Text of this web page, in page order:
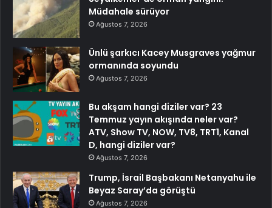
Müdahale sürüyor
Ağustos 7, 2026
Ünlü şarkıcı Kacey Musgraves yağmur
ormanında soyundu
Ağustos 7, 2026
Bu akşam hangi diziler var? 23
Temmuz yayın akışında neler var?
ATV, Show TV, NOW, TV8, TRT1, Kanal
D, hangi diziler var?
Ağustos 7, 2026
Trump, İsrail Başbakanı Netanyahu ile
Beyaz Saray’da görüştü
Ağustos 7, 2026